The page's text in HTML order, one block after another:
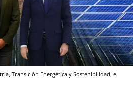
Transición Energética y Sostenibilidad, e